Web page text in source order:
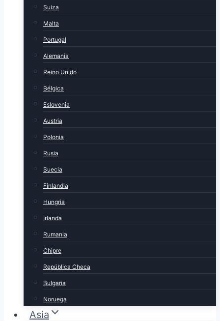
Suiza
Malta
Portugal
Alemania
Reino Unido
Bélgica
Eslovenia
Austria
Polonia
Rusia
Suecia
Finlandia
Hungria
Irlanda
Rumania
Chipre
República Checa
Bulgaria
Noruega
Asia